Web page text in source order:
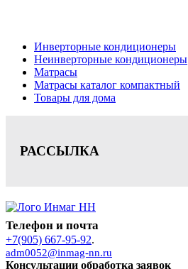
Инверторные кондиционеры
Неинверторные кондиционеры
Матрасы
Матрасы каталог компактный
Товары для дома
РАССЫЛКА
Телефон и почта
+7(905) 667-95-92.
adm0052@inmag-nn.ru
Консультации обработка заявок